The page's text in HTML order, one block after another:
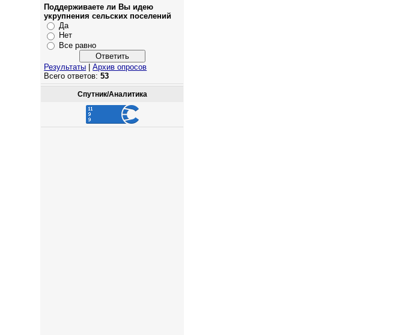
Поддерживаете ли Вы идею
укрупнения сельских поселений
Да
Нет
Все равно
Результаты |Архив опросов
Всего ответов:53
Спутник/Аналитика